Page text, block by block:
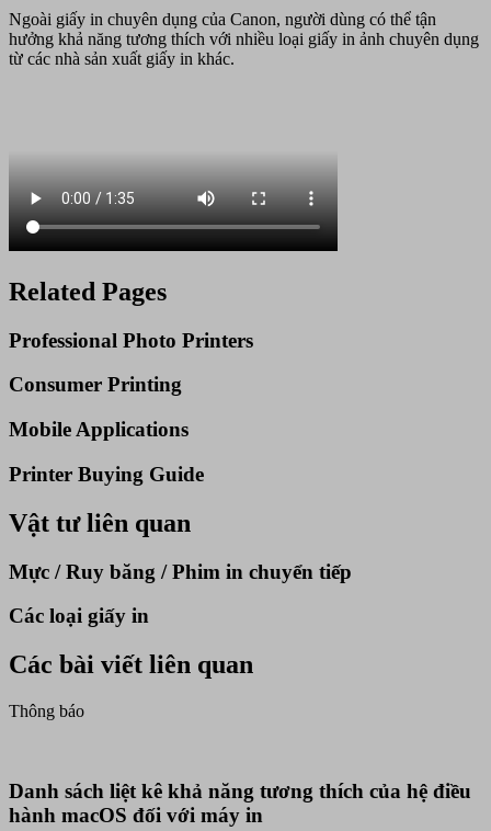
Ngoài giấy in chuyên dụng của Canon, người dùng có thể tận
hưởng khả năng tương thích với nhiều loại giấy in ảnh chuyên dụng
từ các nhà sản xuất giấy in khác.
Related Pages
Professional Photo Printers
Consumer Printing
Mobile Applications
Printer Buying Guide
Vật tư liên quan
Mực / Ruy băng / Phim in chuyển tiếp
Các loại giấy in
Các bài viết liên quan
Thông báo
Danh sách liệt kê khả năng tương thích của hệ điều
hành macOS đối với máy in